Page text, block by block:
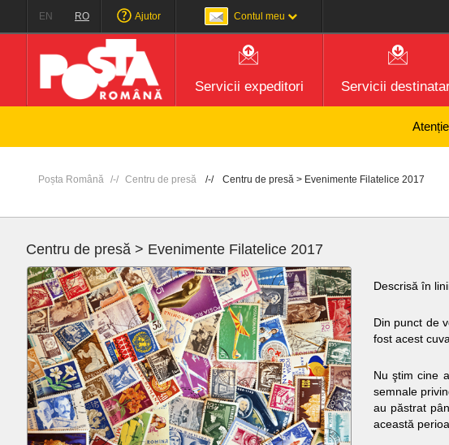
EN RO Ajutor Contul meu
Servicii expeditori Servicii
Atenție!
Poșta Română Centru de presă Centru de presă > Evenimente Filatelice 2017
Centru de presă > Evenimente Filatelice 2017
Descrisă în
Din punct de
fost acest
Nu ştim cine
semnale
au păstrat
această